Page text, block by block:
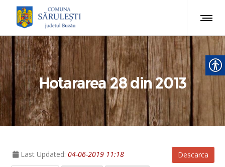
Hotararea 28 din 2013
Descarca
Last Updated: 04-06-2019 11:18